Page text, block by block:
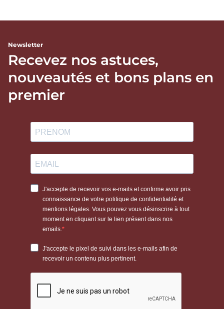
Newsletter
Recevez nos astuces,
nouveautés et bons plans en
premier